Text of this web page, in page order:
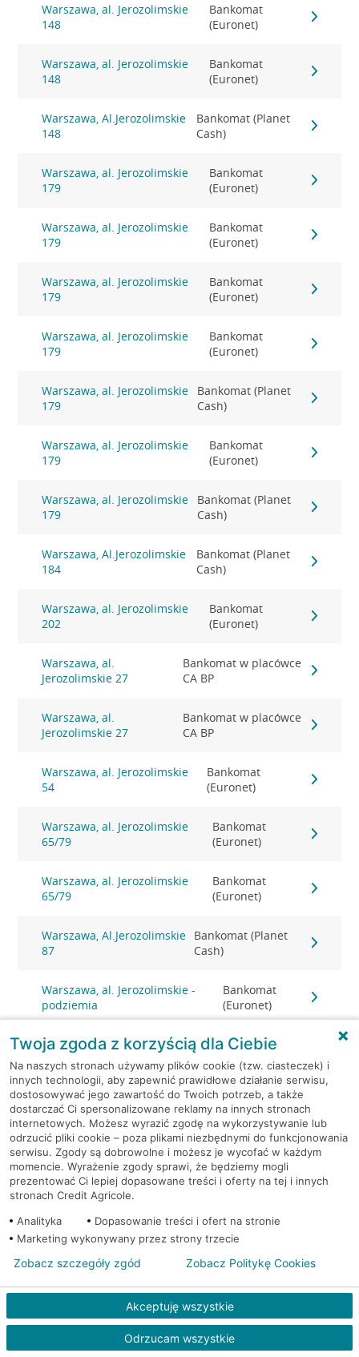
Warszawa, al. Jerozolimskie
148
Bankomat
(Euronet)
Warszawa, al. Jerozolimskie
148
Bankomat
(Euronet)
Warszawa, Al.Jerozolimskie
148
Bankomat (Planet
Cash)
Warszawa, al. Jerozolimskie
179
Bankomat
(Euronet)
Warszawa, al. Jerozolimskie
179
Bankomat
(Euronet)
Warszawa, al. Jerozolimskie
179
Bankomat
(Euronet)
Warszawa, al. Jerozolimskie
179
Bankomat
(Euronet)
Warszawa, al. Jerozolimskie
179
Bankomat (Planet
Cash)
Warszawa, al. Jerozolimskie
179
Bankomat
(Euronet)
Warszawa, al. Jerozolimskie
179
Bankomat (Planet
Cash)
Warszawa, Al.Jerozolimskie
184
Bankomat (Planet
Cash)
Warszawa, al. Jerozolimskie
202
Bankomat
(Euronet)
Warszawa, al.
Jerozolimskie 27
Bankomat w placówce
CA BP
Warszawa, al.
Jerozolimskie 27
Bankomat w placówce
CA BP
Warszawa, al. Jerozolimskie
54
Bankomat
(Euronet)
Warszawa, al. Jerozolimskie
65/79
Bankomat
(Euronet)
Warszawa, al. Jerozolimskie
65/79
Bankomat
(Euronet)
Warszawa, Al.Jerozolimskie
87
Bankomat (Planet
Cash)
Warszawa, al. Jerozolimskie -
podziemia
Bankomat
(Euronet)
Warszawa, al. KEN 19 Bankomat (Euronet)
Warszawa, al. KEN 20 Bankomat (Euronet)
Warszawa, al. KEN 36 Bankomat (Euronet)
Warszawa, al. KEN 47 lok. 289 Bankomat (Euronet)
Warszawa, al. Komisji Edukacji
Narodowej 36 lok.1
placówce CA BP
Warszawa, al. Komisji Edukacji
Narodowej 36 lok.1
Bankomat w
placówce CA BP
Warszawa, al. Krakowska 102 Bankomat (Euronet)
Warszawa, al. Krakowska Bankomat
Twoja zgoda z korzyścią dla Ciebie
Na naszych stronach używamy plików cookie (tzw. ciasteczek) i
innych technologii, aby zapewnić prawidłowe działanie serwisu,
dostosowywać jego zawartość do Twoich potrzeb, a także
dostarczać Ci spersonalizowane reklamy na innych stronach
internetowych. Możesz wyrazić zgodę na wykorzystywanie lub
odrzucić pliki cookie – poza plikami niezbędnymi do funkcjonowania
serwisu. Zgody są dobrowolne i możesz je wycofać w każdym
momencie. Wyrażenie zgody sprawi, że będziemy mogli
prezentować Ci lepiej dopasowane treści i oferty na tej i innych
stronach Credit Agricole.
Analityka
Dopasowanie treści i ofert na stronie
Marketing wykonywany przez strony trzecie
Akceptuję wszystkie
Odrzucam wszystkie
Zobacz szczegóły zgód Zobacz Politykę Cookies